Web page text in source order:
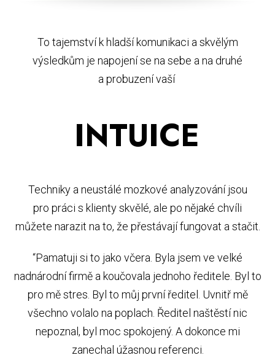
To tajemství k hladší komunikaci a skvělým
výsledkům je napojení se na sebe a na druhé
a probuzení vaší
INTUICE
Techniky a neustálé mozkové analyzování jsou
pro práci s klienty skvělé, ale po nějaké chvíli
můžete narazit na to, že přestávají fungovat a stačit.
“Pamatuji si to jako včera. Byla jsem ve velké
nadnárodní firmě a koučovala jednoho ředitele. Byl to
pro mě stres. Byl to můj první ředitel. Uvnitř mě
všechno volalo na poplach. Ředitel naštěstí nic
nepoznal, byl moc spokojený. A dokonce mi
zanechal úžasnou referenci.